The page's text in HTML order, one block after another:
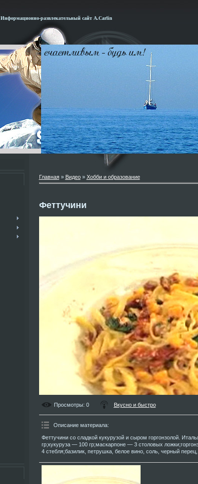
Информационно-развлекательный сайт А.Carlin
Главная» Видео» Хобби и образование
Феттучини
Просмотры: 0 Вкусно и быстро
Описание материала:
Феттучини со сладкой кукурузой и сыром горгонзолой.
гр;кукуруза — 100 гр;маскарпоне — 3 столовых
4 стебля;базилик, петрушка, белое вино, соль, черный